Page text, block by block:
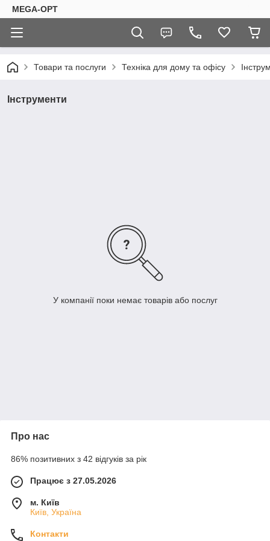
MEGA-OPT
Товари та послуги Техніка для дому та офісу
Інструменти
У компанії поки немає товарів або послуг
Про нас
86% позитивних з 42 відгуків за рік
Працює з 27.05.2026
м. Київ
Київ, Україна
Контакти